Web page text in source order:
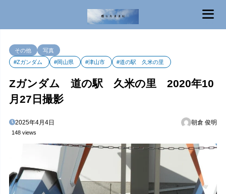
その他
写真
#Zガンダム
#岡山県 #津山市 #道の駅 久米の里
Zガンダム 道の駅 久米の里 2020年10
月27日撮影
2025年4月4日 朝倉 俊明
148 views